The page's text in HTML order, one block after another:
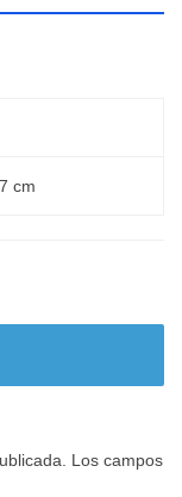
cm
Los campos